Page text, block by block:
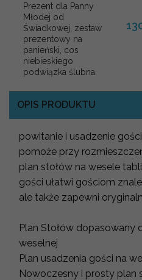
Prezent dla Panny
Młodej od
Świadkowej, zestaw
prezentowy na
panieński, cos
niebieskiego
podwiązka ślubna
OPIS PRODUKTU
powitanie i usadzenie
pomoże przy
plan stołów na wesele
gości ułatwi gościom
ale także zapewni
Plan Stołów dopasowany
weselnej
Plan usadzenia gości na
Nowoczesny i prosty plan